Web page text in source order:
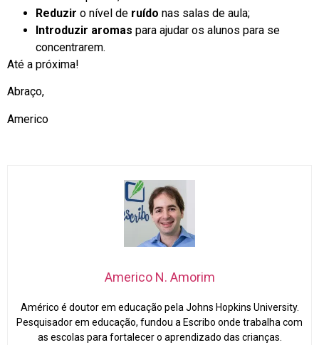
Reduzir o nível de ruído nas salas de aula;
Introduzir aromas para ajudar os alunos para se
concentrarem.
Até a próxima!
Abraço,
Americo
Americo N. Amorim
Américo é doutor em educação pela Johns Hopkins University.
Pesquisador em educação, fundou a Escribo onde trabalha com
as escolas para fortalecer o aprendizado das crianças.